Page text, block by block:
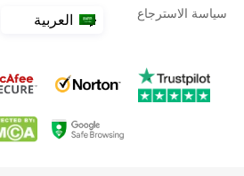
سياسة الاسترجاع
العربية